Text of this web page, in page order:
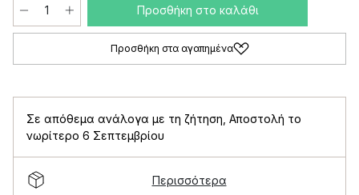
Προσθήκη στο καλάθι
Προσθήκη στα αγαπημένα
Σε απόθεμα ανάλογα με τη ζήτηση Αποστολή το
νωρίτερο 6 Σεπτεμβρίου
Περισσότερα